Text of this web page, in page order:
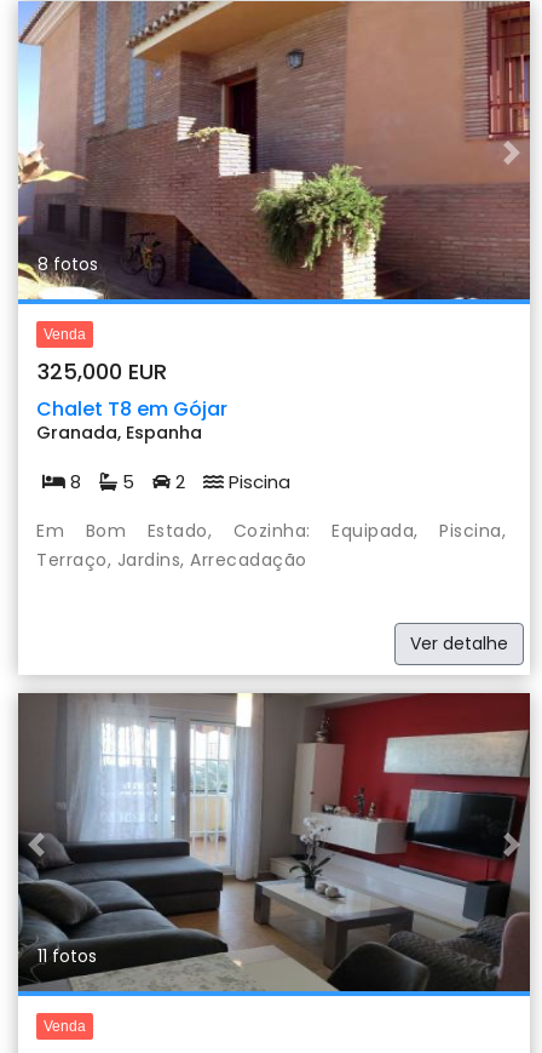
Previous
8 fotos
Venda
325,000 EUR
Chalet T8 em Gójar
Granada, Espanha
8 5 2 Piscina
Em Bom Estado, Cozinha: Equipada, Piscina,
Terraço, Jardins, Arrecadação
Ver detalhe
Previous
11 fotos
Venda